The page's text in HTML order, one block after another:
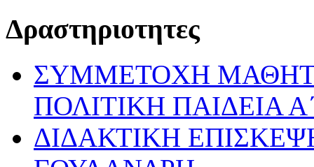
Δραστηριοτητες
ΣΥΜΜΕΤΟΧΗ
ΠΟΛΙΤΙΚΗ ΠΑΙΔΕΙΑ
ΔΙΔΑΚΤΙΚΗ